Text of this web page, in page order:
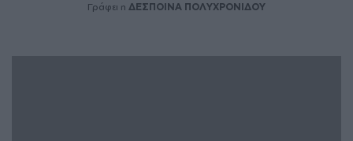
Γράφει η ΔΕΣΠΟΙΝΑ ΠΟΛΥΧΡΟΝΙΔΟΥ